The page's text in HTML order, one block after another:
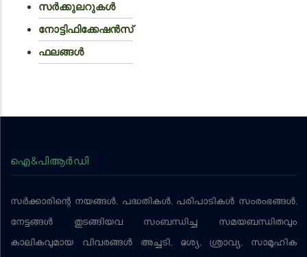
സർക്കുലറുകൾ
നോട്ടിഫിക്കേഷൻസ്
ഫലങ്ങൾ
ഐ&പിആര്‍ഡി
സര്‍ക്കാരിന്റെ നയങ്ങള്‍, പദ്ധതികള്‍, പരിപാടികള്‍ സംരംഭങ്ങള്‍,
നേട്ടങ്ങള്‍ തുടങ്ങിയവ സംബന്ധിച്ച സമയബന്ധിതവും
കാലികവുമായ വിവരങ്ങള്‍ അച്ചടി, ദൃശ്യ, ശ്രാവ്യ, സാമൂഹിക